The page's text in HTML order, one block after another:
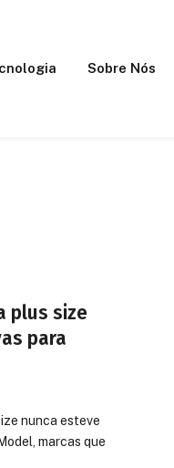
Sobre Nós
plus size
para
nunca esteve
marcas que